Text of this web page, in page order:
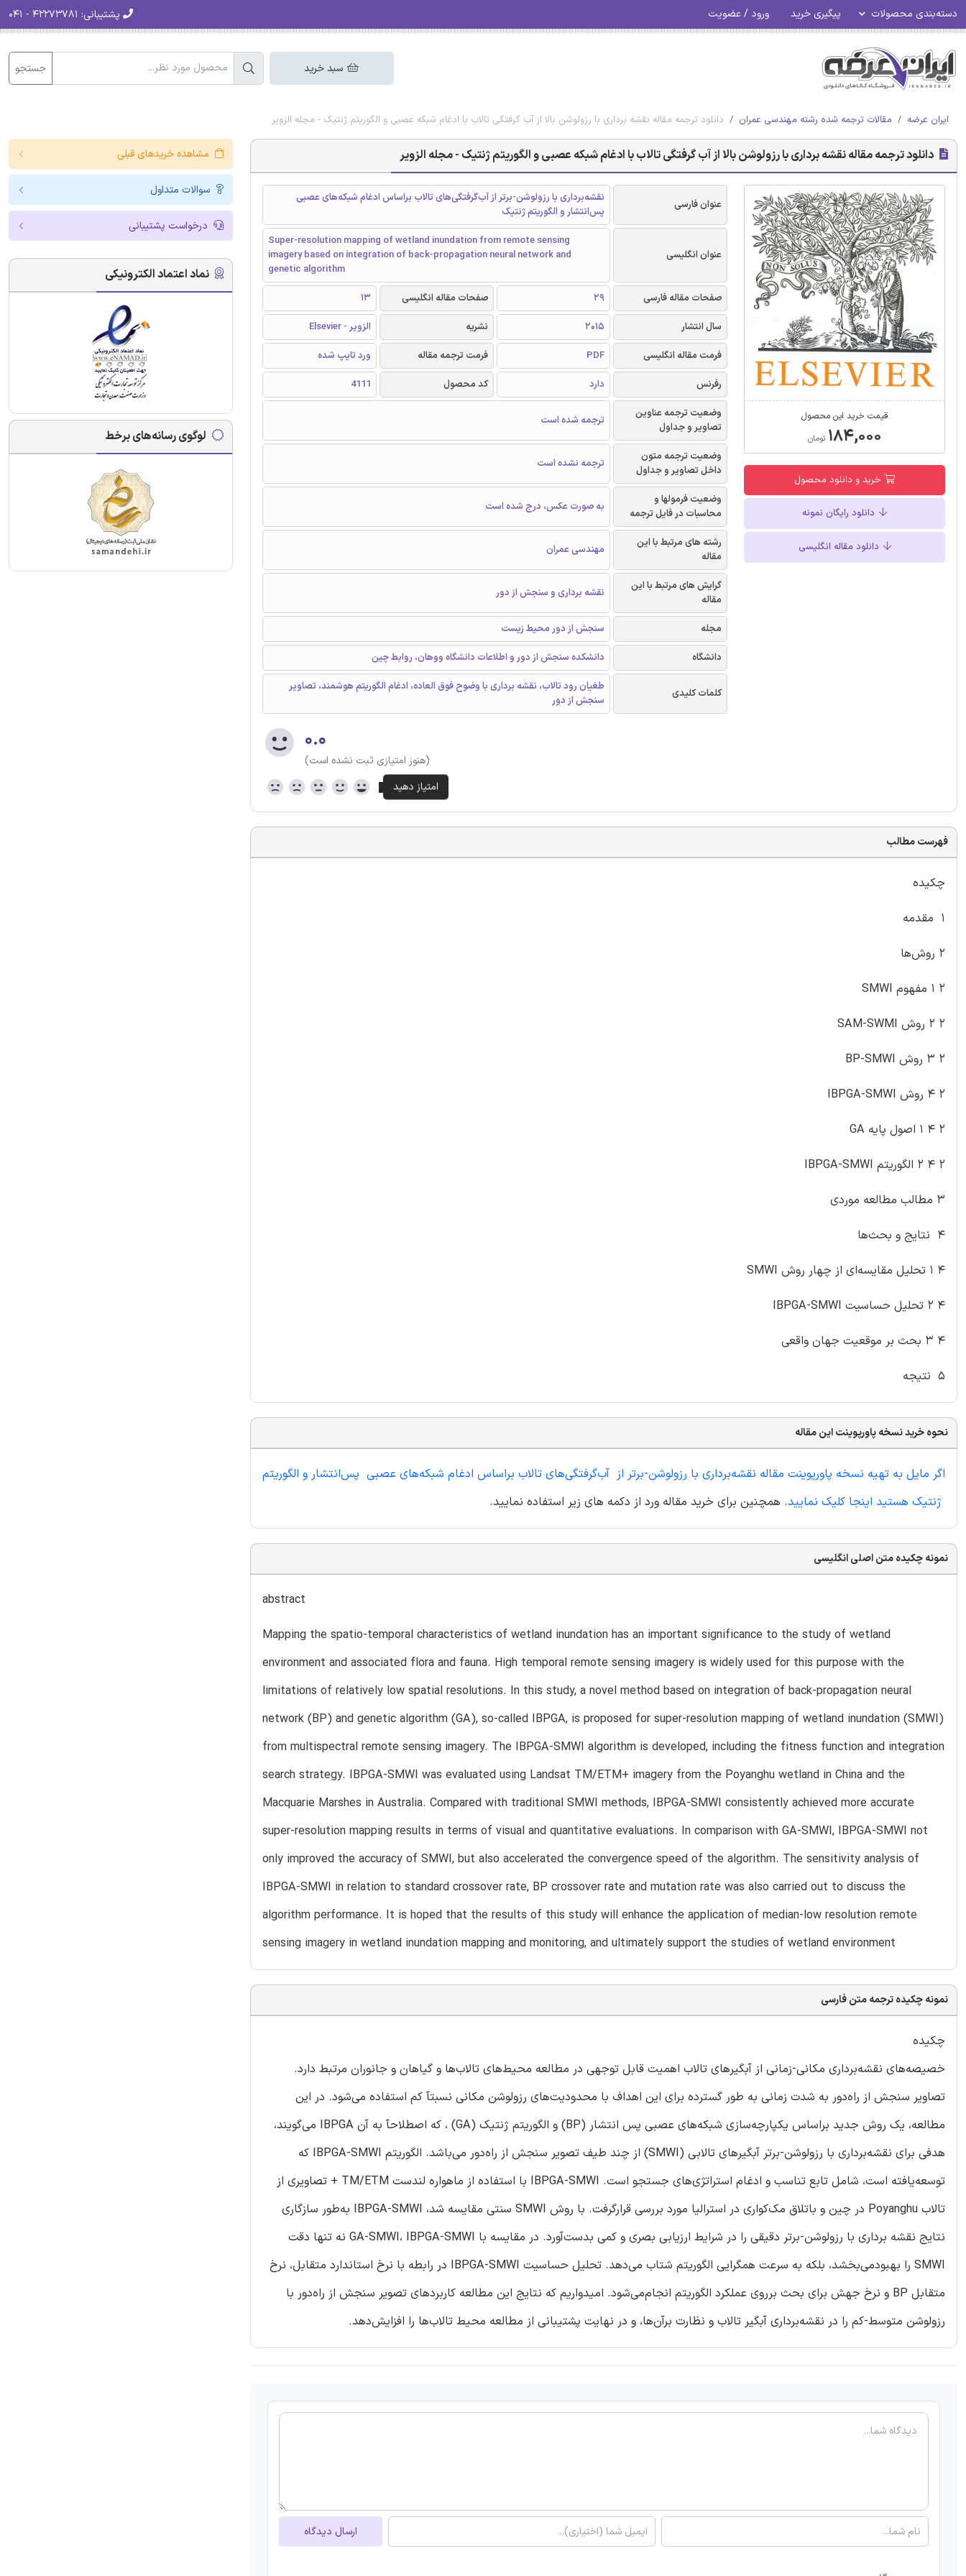
دسته‌بندی محصولات پیگیری خرید ورود / عضویت پشتیبانی:
سبد خرید جستجو
ایران عرضه مقالات ترجمه شده رشته مهندسی عمران دانلود ترجمه مقاله نقشه برداری با رزولوشن بالا از آب گرفتگی تالاب با ادغام شبکه عصبی و الگوریتم ژنتیک - مجله الزویر
دانلود ترجمه مقاله نقشه برداری با رزولوشن بالا از آب گرفتگی تالاب با ادغام شبکه عصبی و الگوریتم ژنتیک - مجله الزویر
قیمت خرید این محصول
۱۸۴,۰۰۰ تومان
خرید و دانلود محصول
دانلود رایگان نمونه
دانلود مقاله انگلیسی
عنوان فارسی
نقشه‌برداری با رزولوشن-برتر از آب‌گرفتگی‌های تالاب براساس ادغام شبکه‌های عصبی
پس‌انتشار و الگوریتم ژنتیک
عنوان انگلیسی
Super-resolution mapping of wetland inundation from remote sensing
imagery based on integration of back-propagation neural network and
genetic algorithm
صفحات مقاله فارسی
29 صفحات مقاله انگلیسی
13
سال انتشار
2015 نشریه
الزویر - Elsevier
فرمت مقاله انگلیسی
PDF فرمت ترجمه مقاله
ورد تایپ شده
رفرنس
دارد کد محصول
4111
وضعیت ترجمه عناوین
تصاویر و جداول
ترجمه شده است
وضعیت ترجمه متون
داخل تصاویر و جداول
ترجمه نشده است
وضعیت فرمولها و
محاسبات در فایل ترجمه
به صورت عکس، درج شده است
رشته های مرتبط با این
مقاله
مهندسی عمران
گرایش های مرتبط با این
مقاله
نقشه برداری و سنجش از دور
مجله
سنجش از دور محیط زیست
دانشگاه
دانشکده سنجش از دور و اطلاعات دانشگاه ووهان، روابط چین
کلمات کلیدی
طغیان رود تالاب، نقشه برداری با وضوح فوق العاده، ادغام الگوریتم هوشمند، تصاویر
سنجش از دور
۰.۰
(هنوز امتیازی ثبت نشده است)
فهرست مطالب
چکیده
۱ مقدمه
۲ روش‌ها
۲ ۱ مفهوم SMWI
۲ ۲ روش SAM-SWMI
۲ ۳ روش BP-SMWI
۲ ۴ روش IBPGA-SMWI
۲ ۴ ۱ اصول پایه GA
۲ ۴ ۲ الگوریتم IBPGA-SMWI
۳ مطالب مطالعه موردی
۴ نتایج و بحث‌ها
۴ ۱ تحلیل مقایسه‌ای از چهار روش SMWI
۴ ۲ تحلیل حساسیت IBPGA-SMWI
۴ ۳ بحث بر موقعیت جهان واقعی
۵ نتیجه
نحوه خرید نسخه پاورپوینت این مقاله
اگر مایل به تهیه نسخه پاورپوینت مقاله نقشه‌برداری با رزولوشن-برتر از آب‌گرفتگی‌های تالاب براساس ادغام شبکه‌های عصبی پس‌انتشار و الگوریتم
ژنتیک هستید اینجا کلیک نمایید. همچنین برای خرید مقاله ورد از دکمه های زیر استفاده نمایید.
نمونه چکیده متن اصلی انگلیسی
abstract
Mapping the spatio-temporal characteristics of wetland inundation has an important significance to the study of wetland
environment and associated flora and fauna. High temporal remote sensing imagery is widely used for this purpose with the
limitations of relatively low spatial resolutions. In this study, a novel method based on integration of back-propagation neural
network (BP) and genetic algorithm (GA), so-called IBPGA, is proposed for super-resolution mapping of wetland inundation (SMWI)
from multispectral remote sensing imagery. The IBPGA-SMWI algorithm is developed, including the fitness function and integration
search strategy. IBPGA-SMWI was evaluated using Landsat TM/ETM+ imagery from the Poyanghu wetland in China and the
Macquarie Marshes in Australia. Compared with traditional SMWI methods, IBPGA-SMWI consistently achieved more accurate
super-resolution mapping results in terms of visual and quantitative evaluations. In comparison with GA-SMWI, IBPGA-SMWI not
only improved the accuracy of SMWI, but also accelerated the convergence speed of the algorithm. The sensitivity analysis of
IBPGA-SMWI in relation to standard crossover rate, BP crossover rate and mutation rate was also carried out to discuss the
algorithm performance. It is hoped that the results of this study will enhance the application of median-low resolution remote
sensing imagery in wetland inundation mapping and monitoring, and ultimately support the studies of wetland environment
نمونه چکیده ترجمه متن فارسی
چکیده
خصیصه‌های نقشه‌برداری مکانی-زمانی از آبگیرهای تالاب اهمیت قابل توجهی در مطالعه محیط‌های تالاب‌ها و گیاهان و جانوران مرتبط دارد.
تصاویر سنجش از راه‌دور به شدت زمانی به طور گسترده برای این اهداف با محدودیت‌های رزولوشن مکانی نسبتآ کم استفاده می‌شود. در این
مطالعه، یک روش جدید براساس یکپارچه‌سازی شبکه‌های عصبی پس انتشار (BP) و الگوریتم ژنتیک (GA) ، که اصطلاحآ به آن IBPGA می‌گویند،
هدفی برای نقشه‌برداری با رزولوشن-برتر آبگیرهای تالابی (SMWI) از چند طیف تصویر سنجش از راه‌دور می‌باشد. الگوریتم IBPGA-SMWI که
توسعه‌یافته است، شامل تابع تناسب و ادغام استراتژی‌های جستجو است. IBPGA-SMWI با استفاده از ماهواره لندست TM/ETM + تصاویری از
تالاب Poyanghu در چین و باتلاق مک‌کواری در استرالیا مورد بررسی قرارگرفت. با روش SMWI سنتی مقایسه شد، IBPGA-SMWI به‌طور سازگاری
نتایج نقشه‌ برداری با رزولوشن-برتر دقیقی را در شرایط ارزیابی بصری و کمی بدست‌آورد. در مقایسه با GA-SMWI، IBPGA-SMWI نه تنها دقت
SMWI را بهبودمی‌بخشد، بلکه به سرعت همگرایی الگوریتم شتاب می‌دهد. تحلیل حساسیت IBPGA-SMWI در رابطه با نرخ استاندارد متقابل، نرخ
متقابل BP و نرخ جهش برای بحث برروی عملکرد الگوریتم انجام‌می‌شود. امیدواریم که نتایج این مطالعه کاربردهای تصویر سنجش از راه‌دور با
رزولوشن متوسط-کم را در نقشه‌برداری آبگیر تالاب و نظارت برآن‌ها، و در نهایت پشتیبانی از مطالعه محیط تالاب‌ها را افزایش‌دهد.
ارسال دیدگاه
مشاهده خریدهای قبلی
سوالات متداول
درخواست پشتیبانی
نماد اعتماد الکترونیکی
لوگوی رسانه‌های برخط